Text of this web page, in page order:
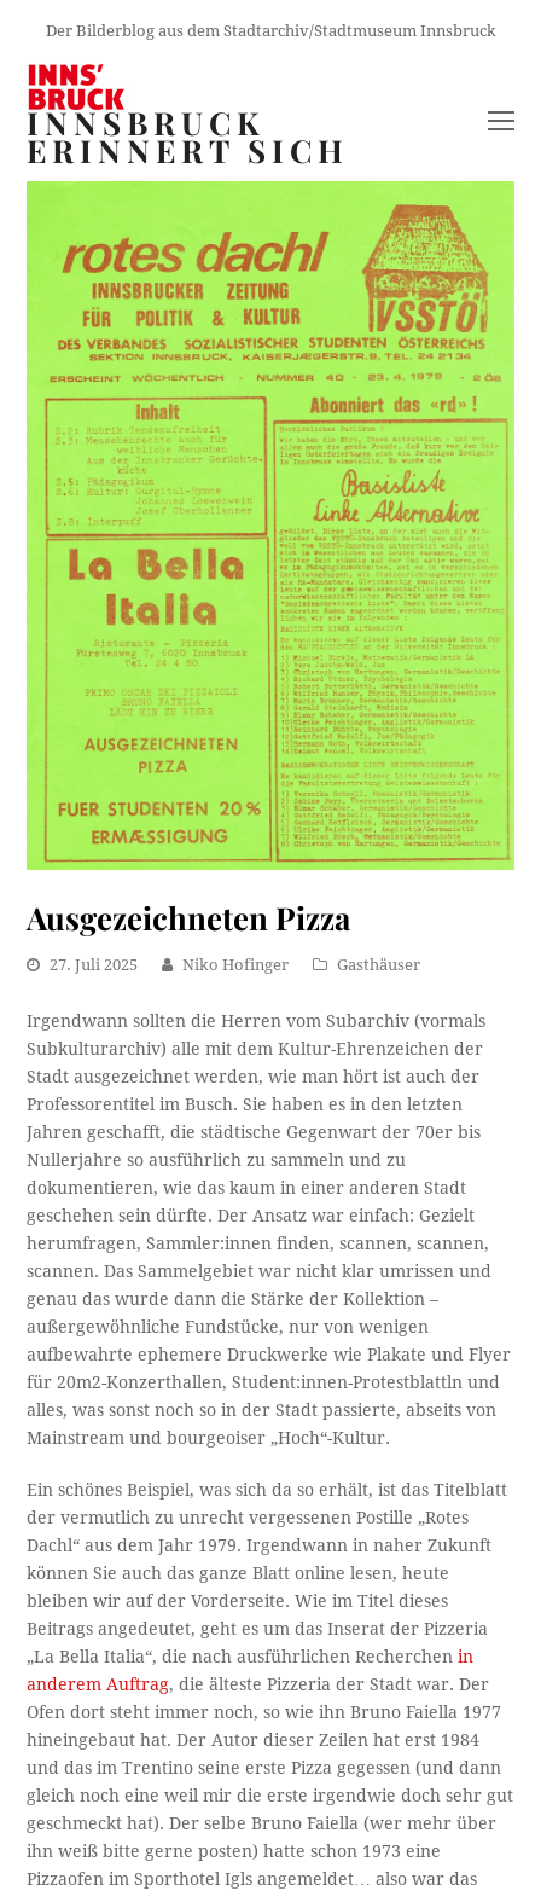
Der Bilderblog aus dem Stadtarchiv/Stadtmuseum Innsbruck
INNSBRUCK
ERINNERT SICH
Ausgezeichneten Pizza
27. Juli 2025 Niko Hofinger Gasthäuser
Irgendwann sollten die Herren vom Subarchiv (vormals
Subkulturarchiv) alle mit dem Kultur-Ehrenzeichen der
Stadt ausgezeichnet werden, wie man hört ist auch der
Professorentitel im Busch. Sie haben es in den letzten
Jahren geschafft, die städtische Gegenwart der 70er bis
Nullerjahre so ausführlich zu sammeln und zu
dokumentieren, wie das kaum in einer anderen Stadt
geschehen sein dürfte. Der Ansatz war einfach: Gezielt
herumfragen, Sammler:innen finden, scannen, scannen,
scannen. Das Sammelgebiet war nicht klar umrissen und
genau das wurde dann die Stärke der Kollektion –
außergewöhnliche Fundstücke, nur von wenigen
aufbewahrte ephemere Druckwerke wie Plakate und Flyer
für 20m2-Konzerthallen, Student:innen-Protestblattln und
alles, was sonst noch so in der Stadt passierte, abseits von
Mainstream und bourgeoiser „Hoch“-Kultur.
Ein schönes Beispiel, was sich da so erhält, ist das Titelblatt
der vermutlich zu unrecht vergessenen Postille „Rotes
Dachl“ aus dem Jahr 1979. Irgendwann in naher Zukunft
können Sie auch das ganze Blatt online lesen, heute
bleiben wir auf der Vorderseite. Wie im Titel dieses
Beitrags angedeutet, geht es um das Inserat der Pizzeria
„La Bella Italia“, die nach ausführlichen Recherchenin
anderem Auftrag, die älteste Pizzeria der Stadt war. Der
Ofen dort steht immer noch, so wie ihn Bruno Faiella 1977
hineingebaut hat. Der Autor dieser Zeilen hat erst 1984
und das im Trentino seine erste Pizza gegessen (und dann
gleich noch eine weil mir die erste irgendwie doch sehr gut
geschmeckt hat). Der selbe Bruno Faiella (wer mehr über
ihn weiß bitte gerne posten) hatte schon 1973 eine
Pizzaofen im Sporthotel Igls angemeldet… also war das